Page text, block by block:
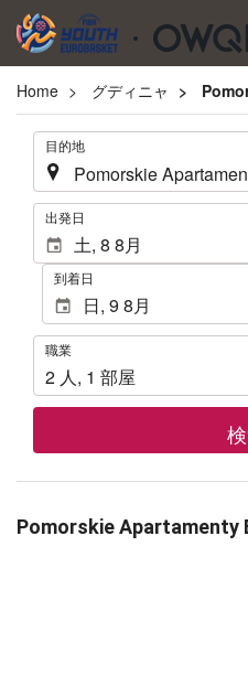
Home グディニャ
. 目的地
. 出発日
到着日
職
業
職業
2 人, 1 部屋
Pomorskie Apartamenty